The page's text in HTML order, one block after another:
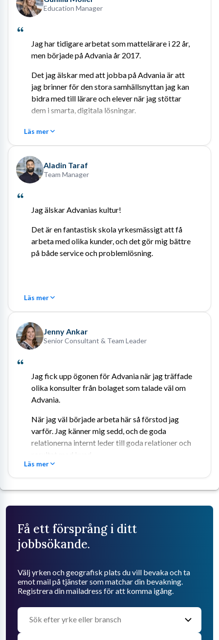
Education Manager
Jag har tidigare arbetat som mattelärare i 22 år,
men började på Advania år 2017.
Det jag älskar med att jobba på Advania är att
jag brinner för den stora samhällsnyttan jag kan
bidra med till lärare och elever när jag stöttar
dem i smarta, digitala lösningar.
Läs mer
Aladin Taraf
Team Manager
Jag älskar Advanias kultur!
Det är en fantastisk skola yrkesmässigt att få
arbeta med olika kunder, och det gör mig bättre
på både service och problemlösning.
Läs mer
Jenny Ankar
Senior Consultant & Team Leader
Jag fick upp ögonen för Advania när jag träffade
olika konsulter från bolaget som talade väl om
Advania.
När jag väl började arbeta här så förstod jag
varför. Jag känner mig sedd, och de goda
relationerna internt leder till goda relationer och
resultat med kund.
Läs mer
Få ett försprång i ditt
jobbsökande.
Välj yrken och geografisk plats du vill bevaka och ta
emot mail på tjänster som matchar din bevakning.
Registrera din mailadress för att komma igång.